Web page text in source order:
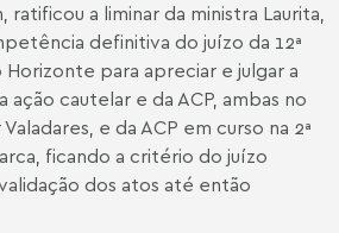
ratificou a liminar da ministra Laurita,
definitiva do juízo da 12ª
para apreciar e julgar a
ação cautelar e da ACP, ambas no
e da ACP em curso na 2ª
ficando a critério do juízo
dos atos até então